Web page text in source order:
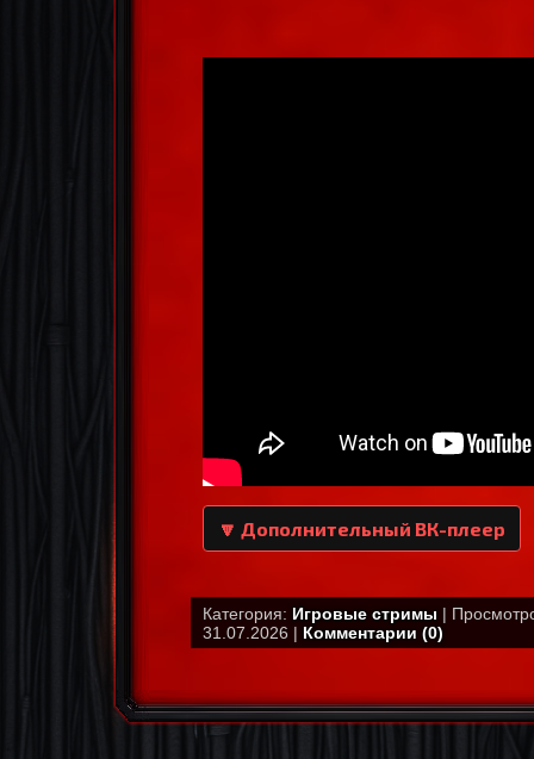
🔽 Дополнительный ВК-плеер
Категория: Игровые стримы |
31.07.2026 | Комментарии (0)